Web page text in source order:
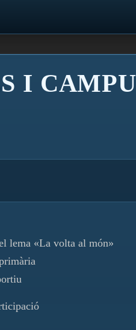
I
lema «La volta al món»